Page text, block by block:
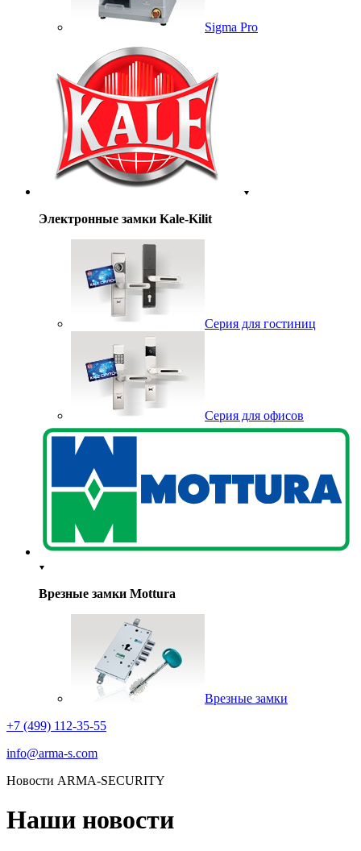
Sigma Pro
Электронные замки Kale-Kilit
Серия для гостиниц
Серия для офисов
Врезные замки Mottura
Врезные замки
+7 (499) 112-35-55
info@arma-s.com
Новости ARMA-SECURITY
Наши новости